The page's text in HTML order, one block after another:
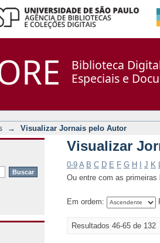
Biblioteca
Especiais e
→ Visualizar Jornais pelo Autor
Visualizar
0-9 A B C D E F G H J K
Ou entre com as primeiras
Em ordem:
Resultados 46-65 de 132